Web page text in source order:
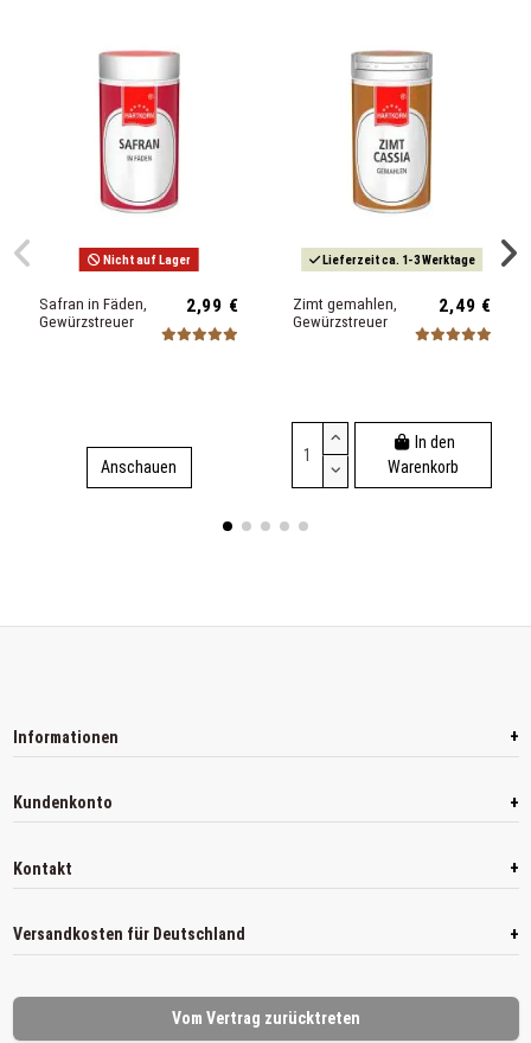
Nicht auf Lager
Safran in Fäden,
Gewürzstreuer
2,99 €
Anschauen
Lieferzeit ca. 1-3 Werktage
Zimt gemahlen,
Gewürzstreuer
2,49 €
In den
Warenkorb
Informationen +
Kundenkonto +
Kontakt +
Versandkosten für Deutschland +
Vom Vertrag zurücktreten